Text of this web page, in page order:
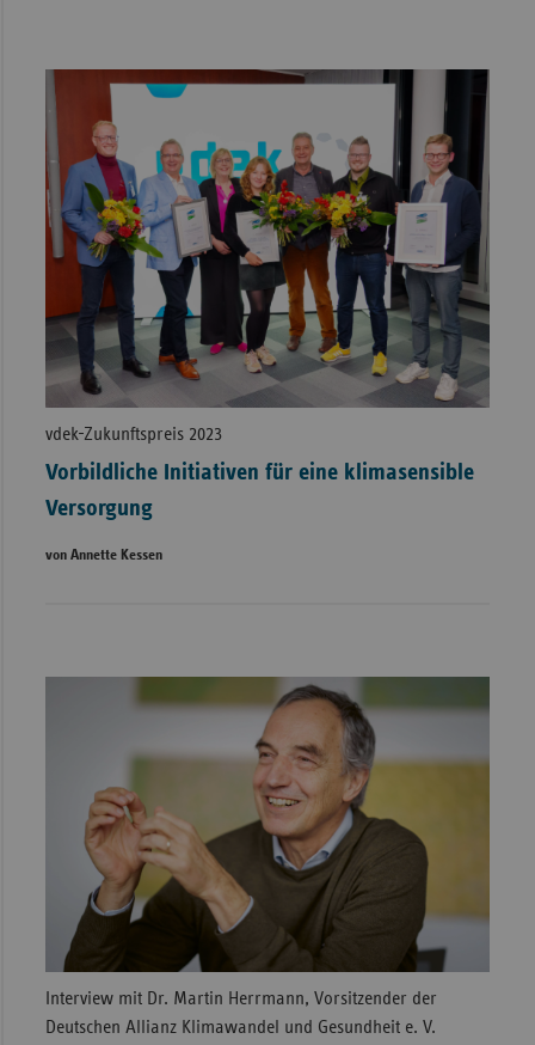
vdek-Zukunftspreis 2023
Vorbildliche Initiativen für eine klimasensible
Versorgung
von Annette Kessen
Interview mit Dr. Martin Herrmann, Vorsitzender der
Deutschen Allianz Klimawandel und Gesundheit e. V.